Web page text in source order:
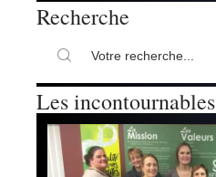
Recherche
Les incontournables